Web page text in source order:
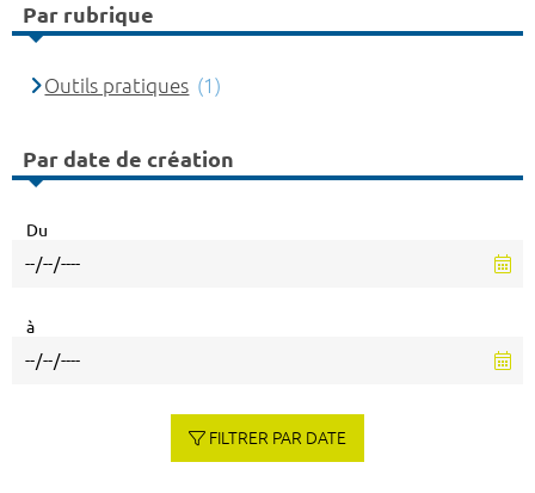
Par rubrique
Outils pratiques (1)
Par date de création
Du
à
FILTRER PAR DATE